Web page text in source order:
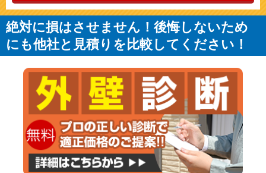
絶対に損はさせません！後悔しないため
にも他社と見積りを比較してください！